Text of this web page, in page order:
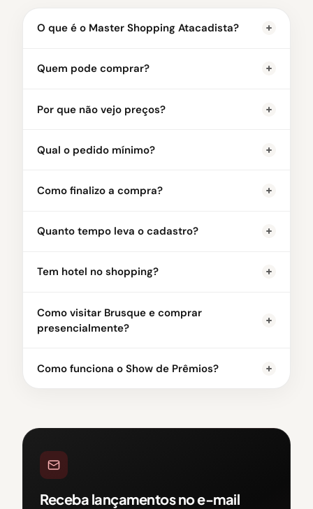
O que é o Master Shopping Atacadista?
Quem pode comprar?
Por que não vejo preços?
Qual o pedido mínimo?
Como finalizo a compra?
Quanto tempo leva o cadastro?
Tem hotel no shopping?
Como visitar Brusque e comprar
presencialmente?
Como funciona o Show de Prêmios?
Receba lançamentos no e-mail